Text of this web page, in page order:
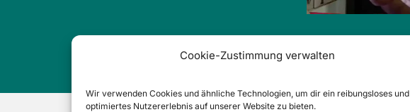
Cookie-Zustimmung verwalten
Wir verwenden Cookies und ähnliche Technologien, um dir ein reibungsloses und
optimiertes Nutzererlebnis auf unserer Website zu bieten.